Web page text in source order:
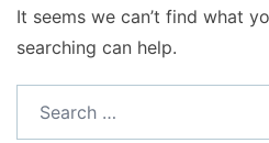
It seems we can’t find what
searching can help.